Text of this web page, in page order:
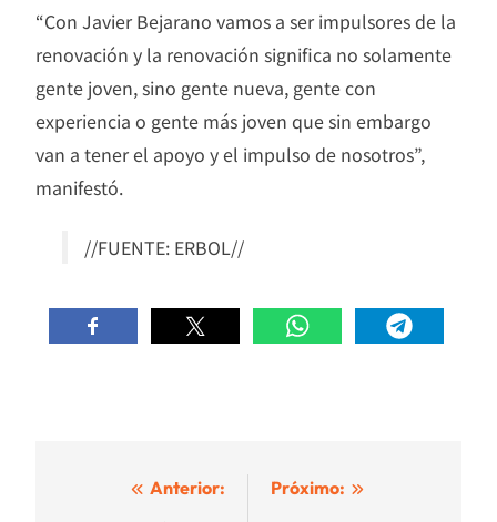
“Con Javier Bejarano vamos a ser impulsores de la
renovación y la renovación significa no solamente
gente joven, sino gente nueva, gente con
experiencia o gente más joven que sin embargo
van a tener el apoyo y el impulso de nosotros”,
manifestó.
//FUENTE: ERBOL//
Navegación
Anterior:
Próximo: